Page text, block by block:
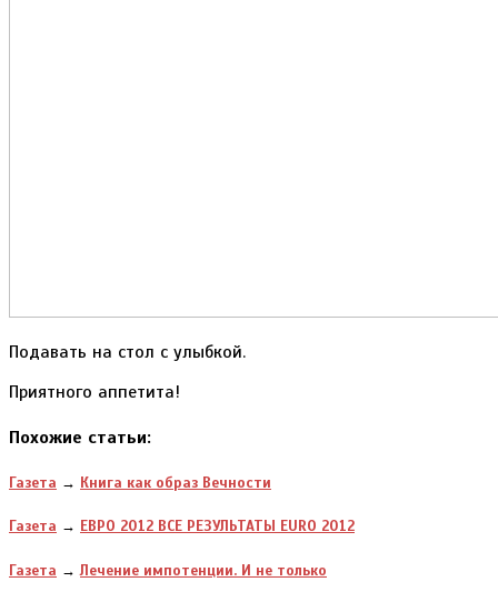
Подавать на стол с улыбкой.
Приятного аппетита!
Похожие статьи:
Газета → Книга как образ Вечности
Газета → ЕВРО 2012 ВСЕ РЕЗУЛЬТАТЫ EURO 2012
Газета →Лечение импотенции. И не только